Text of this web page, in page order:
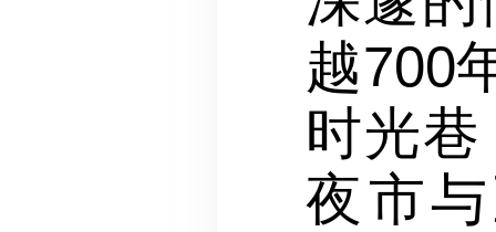
越700
时光
夜市